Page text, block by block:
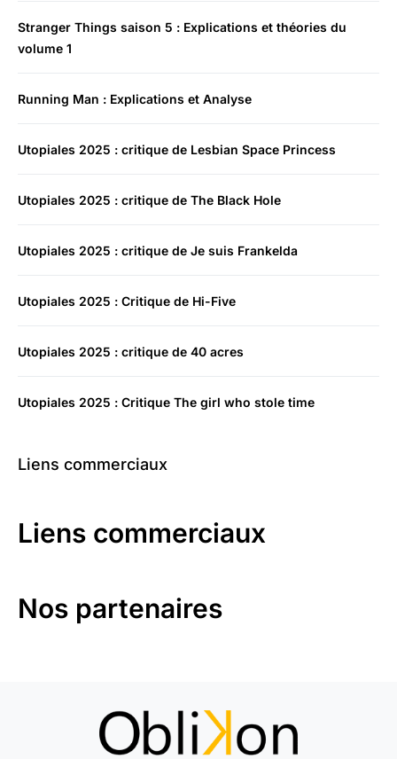
Stranger Things saison 5 : Explications et théories du
volume 1
Running Man : Explications et Analyse
Utopiales 2025 : critique de Lesbian Space Princess
Utopiales 2025 : critique de The Black Hole
Utopiales 2025 : critique de Je suis Frankelda
Utopiales 2025 : Critique de Hi-Five
Utopiales 2025 : critique de 40 acres
Utopiales 2025 : Critique The girl who stole time
Liens commerciaux
Liens commerciaux
Nos partenaires